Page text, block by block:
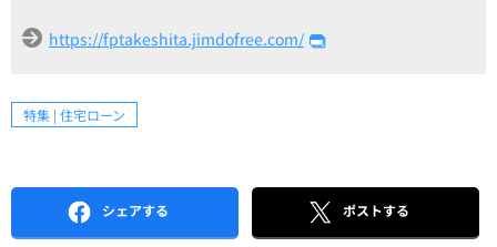
https://fptakeshita.jimdofree.com/
特集 | 住宅ローン
シェアする ポストする